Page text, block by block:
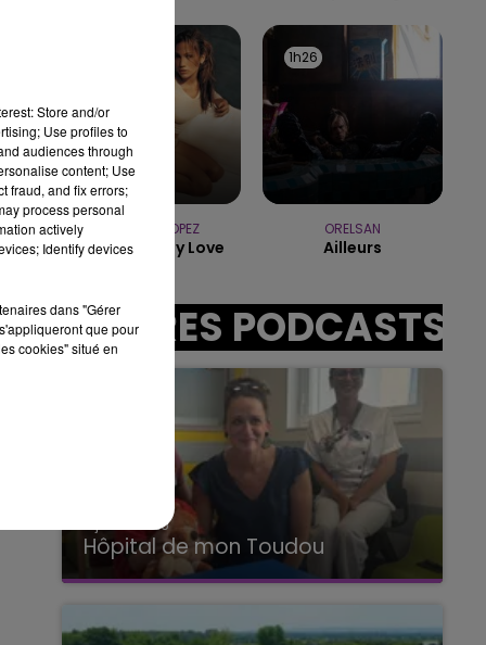
10h00 - 14h00
LE TICKET DE CAISSE
JENNIFER LOPEZ
If You Had My Love
1h26
1h26
ORELSAN
Ailleurs
AUTRES PODCASTS
2 juillet 2026
Hôpital de mon Toudou
Hôpital de mon Toudou
Store and/or
Use profiles to
audiences through
content; Use
fraud, and fix errors;
process personal
actively
Identify devices
dans "Gérer
que pour
cookies" situé en